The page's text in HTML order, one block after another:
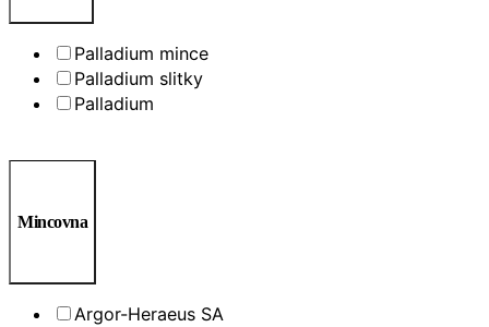
Palladium mince
Palladium slitky
Palladium
Mincovna
Argor-Heraeus SA